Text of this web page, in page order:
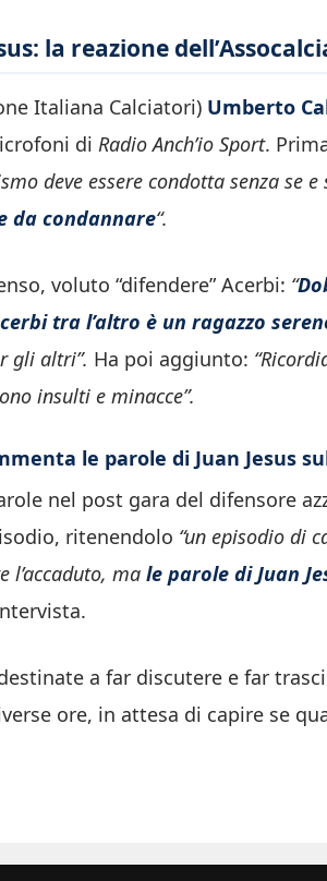
la reazione
Italiana Calciatori) Umberto
di Radio Anch’io Sport.
deve essere condotta senza se
da condannare“.
voluto “difendere” Acerbi: “
tra l’altro è un ragazzo
gli altri”. Ha poi aggiunto:
insulti e minacce”.
le parole di Juan Jesus
nel post gara del difensore
ritenendolo “un episodio di
l’accaduto, ma le parole di Juan
a far discutere e far
ore, in attesa di capire se